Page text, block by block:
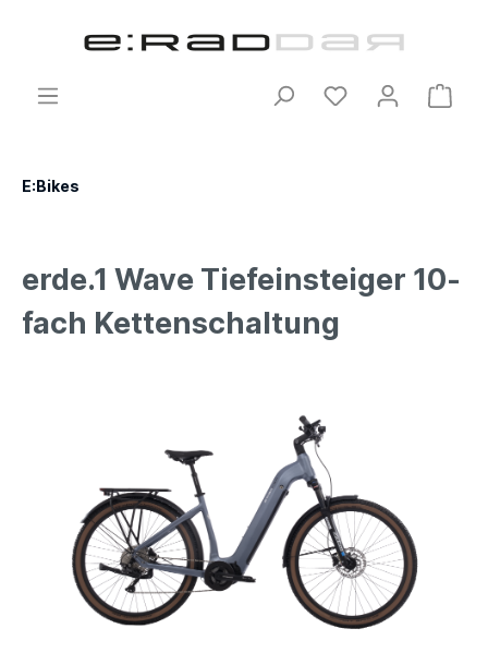
E:Bikes
erde.1 Wave Tiefeinsteiger 10-
fach Kettenschaltung